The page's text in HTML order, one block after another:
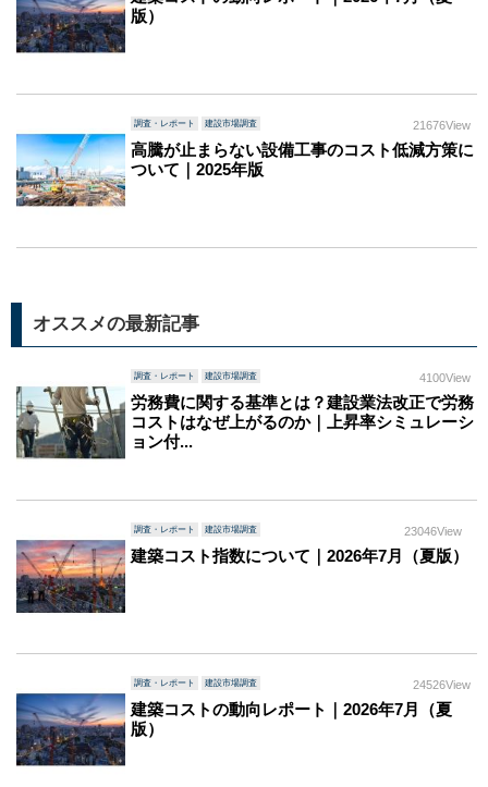
版）
調査・レポート 建設市場調査 21676View
高騰が止まらない設備工事のコスト低減方策に
ついて｜2025年版
オススメの最新記事
調査・レポート 建設市場調査 4100View
労務費に関する基準とは？建設業法改正で労務
コストはなぜ上がるのか｜上昇率シミュレーシ
ョン付...
調査・レポート 建設市場調査 23046View
建築コスト指数について｜2026年7月（夏版）
調査・レポート 建設市場調査 24526View
建築コストの動向レポート｜2026年7月（夏
版）